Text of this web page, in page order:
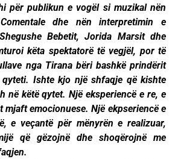
për publikun e vogël si muzikal nën
dhe nën interpretimin e
Bebetit, Jorida Marsit dhe
këta spektatorë të vegjël, por të
nga Tirana bëri bashkë prindërit
Ishte kjo një shfaqje që kishte
në këtë qytet. Një eksperiencë e re, e
emocionuese. Një ekpseriencë e
e veçantë për mënyrën e realizuar,
që gëzojnë dhe shoqërojnë me